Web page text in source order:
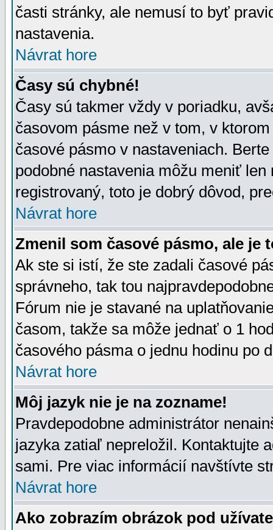
časti stránky, ale nemusí to byť
nastavenia.
Návrat hore
Časy sú chybné!
Časy sú takmer vždy v poriadku,
časovom pásme než v tom, v
časové pásmo v nastaveniach.
podobné nastavenia môžu meniť
registrovaný, toto je dobrý dôvod,
Návrat hore
Zmenil som časové pásmo, ale je
Ak ste si istí, že ste zadali časové
správneho, tak tou
Fórum nie je stavané na
časom, takže sa môže jednať o 1
časového pásma o jednu hodinu po
Návrat hore
Môj jazyk nie je na zozname!
Pravdepodobne administrátor
jazyka zatiaľ nepreložil. Kontaktujte
sami. Pre viac informácií navštívte
Návrat hore
Ako zobrazím obrázok pod